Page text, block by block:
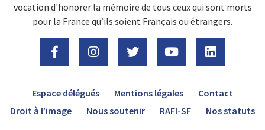
vocation d'honorer la mémoire de tous ceux qui sont morts
pour la France qu’ils soient Français ou étrangers.
Espace délégués Mentions légales
Contact
Droit à l’image
Nous soutenir RAFI-SF Nos statuts